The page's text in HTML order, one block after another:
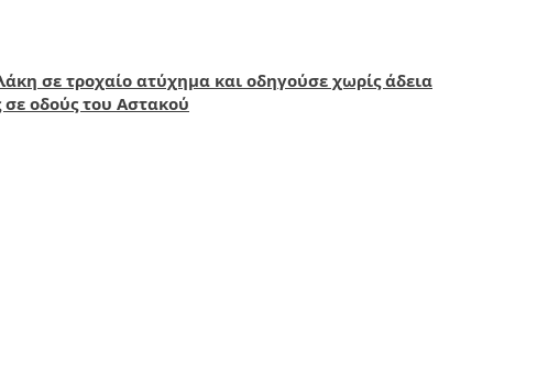
σε τροχαίο ατύχημα και οδηγούσε χωρίς άδεια
σε οδούς του Αστακού